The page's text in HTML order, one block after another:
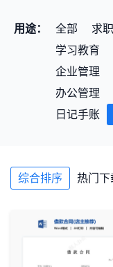
用途： 全部 求
学习教育
企业管理
办公管理
日记手账
综合排序 热门下